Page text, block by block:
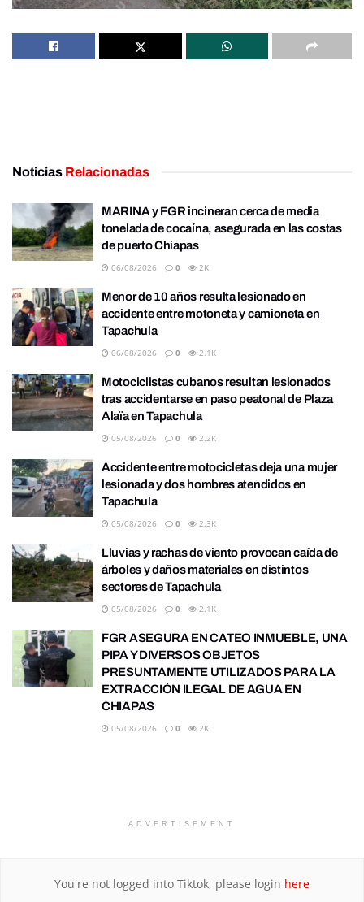
Noticias Relacionadas
MARINA y FGR incineran cerca de media
tonelada de cocaína, asegurada en las costas
de puerto Chiapas
06/08/2026 0 2K
Menor de 10 años resulta lesionado en
accidente entre motoneta y camioneta en
Tapachula
06/08/2026 0 2.1K
Motociclistas cubanos resultan lesionados
tras accidentarse en paso peatonal de Plaza
Alaïa en Tapachula
05/08/2026 0 2.2K
Accidente entre motocicletas deja una mujer
lesionada y dos hombres atendidos en
Tapachula
05/08/2026 0 2.3K
Lluvias y rachas de viento provocan caída de
árboles y daños materiales en distintos
sectores de Tapachula
05/08/2026 0 2.1K
FGR ASEGURA EN CATEO INMUEBLE, UNA
PIPA Y DIVERSOS OBJETOS
PRESUNTAMENTE UTILIZADOS PARA LA
EXTRACCIÓN ILEGAL DE AGUA EN
CHIAPAS
05/08/2026 0 2K
ADVERTISEMENT
You're not logged into Tiktok, please login here